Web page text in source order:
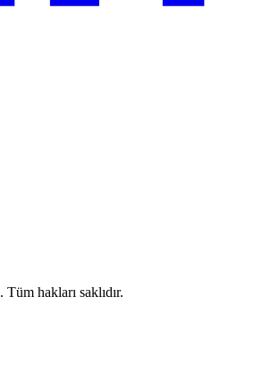
. Tüm hakları saklıdır.